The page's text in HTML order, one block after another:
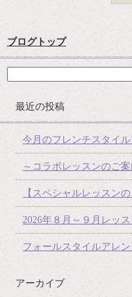
ブログトップ
最近の投稿
今月のフレンチスタイ
～コラボレッスンのご案
【スペシャルレッスンの
2026年８月～９月レッ
フォールスタイルアレン
アーカイブ